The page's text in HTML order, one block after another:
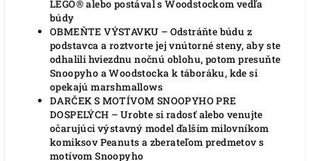
LEGO® alebo postával s Woodstockom vedľa
búdy
OBMEŇTE VÝSTAVKU – Odstráňte búdu z
podstavca a roztvorte jej vnútorné steny, aby ste
odhalili hviezdnu nočnú oblohu, potom presuňte
Snoopyho a Woodstocka k táboráku, kde si
opekajú marshmallows
DARČEK S MOTÍVOM SNOOPYHO PRE
DOSPELÝCH – Urobte si radosť alebo venujte
očarujúci výstavný model ďalším milovníkom
komiksov Peanuts a zberateľom predmetov s
motívom Snoopyho